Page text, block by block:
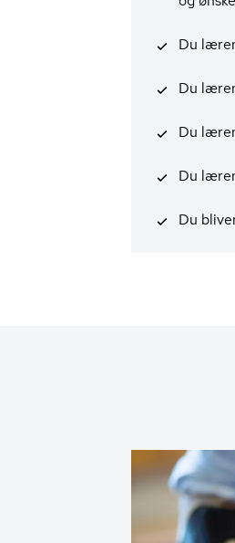
Du
Du
Du
Du
Du